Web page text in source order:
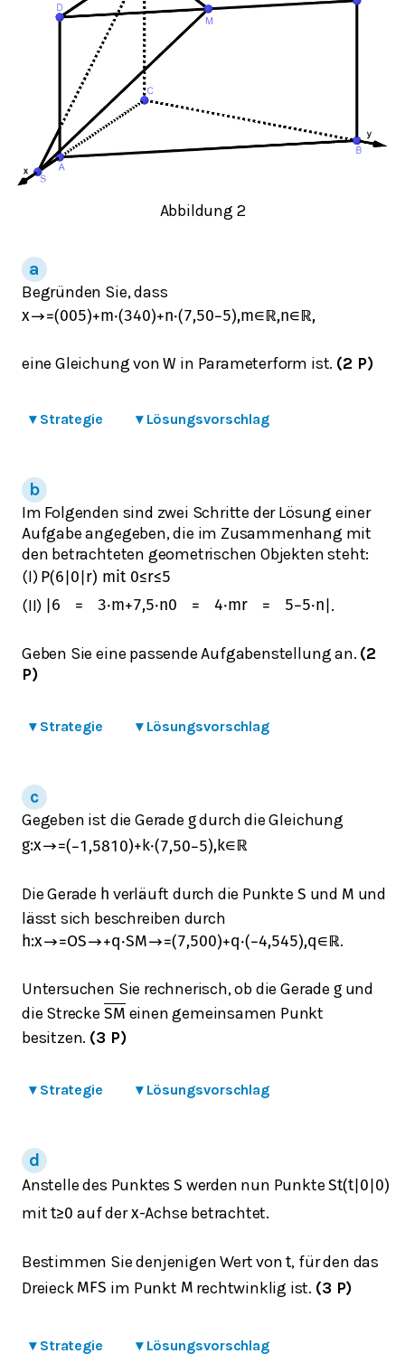
Abbildung 2
Begründen Sie, dass
x→=(005)+m⋅(340)+n⋅(7,50−5),m∈ ℝ,n∈ ℝ,
eine Gleichung vonW in Parameterform ist. (2 P)
▾ Strategie ▾ Lösungsvorschlag
Im Folgenden sind zwei Schritte der Lösung einer
Aufgabe angegeben, die im Zusammenhang mit
den betrachteten geometrischen Objekten steht:
(I) P(6 0 r) mit 0≤r≤5
(II) 6 = 3⋅m+7,5⋅n0 = 4⋅mr = 5−5⋅n .
Geben Sie eine passende Aufgabenstellung an. (2
P)
▾ Strategie ▾ Lösungsvorschlag
Gegeben ist die Gerade gdurch die Gleichung
g:x→=(−1,5810)+ k⋅(7,50−5),k∈ ℝ
Die Gerade h verläuft durch die Punkte S und M und
lässt sich beschreiben durch
h:x→=OS→+q⋅SM→=(7,500)+q⋅(−4,545),q∈ ℝ.
Untersuchen Sie rechnerisch, ob die Gerade gund
die Strecke SM einen gemeinsamen Punkt
besitzen. (3 P)
▾ Strategie ▾ Lösungsvorschlag
Anstelle des Punktes S werden nun PunkteSt(t| 0 0)
mitt≥0 auf derx-Achse betrachtet.
Bestimmen Sie denjenigen Wert vont, für den das
Dreieck M FS im Punkt M rechtwinklig ist. (3 P)
▾ Strategie ▾ Lösungsvorschlag